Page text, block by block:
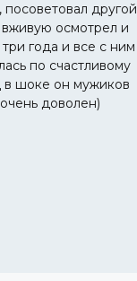
другой
осмотрел и
года и все с ним
по счастливому
в шоке он мужиков
доволен)